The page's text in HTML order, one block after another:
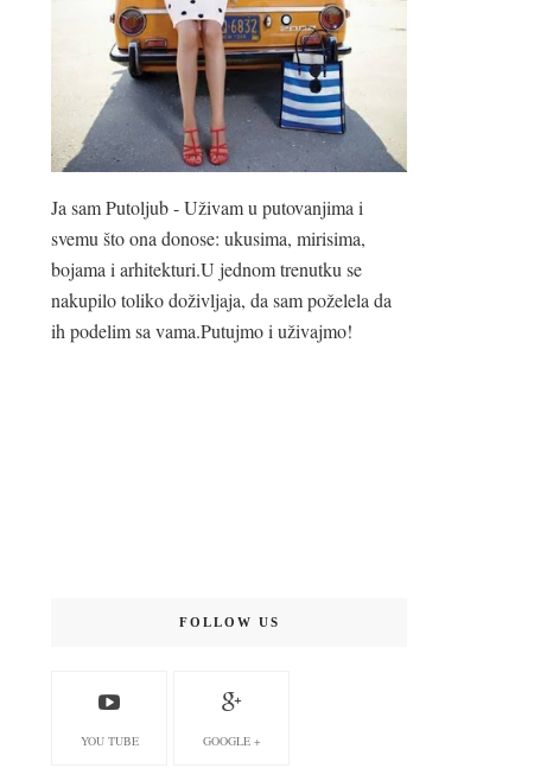
Ja sam Putoljub - Uživam u putovanjima i
svemu što ona donose: ukusima, mirisima,
bojama i arhitekturi.U jednom trenutku se
nakupilo toliko doživljaja, da sam poželela da
ih podelim sa vama.Putujmo i uživajmo!
FOLLOW US
YOU TUBE GOOGLE +